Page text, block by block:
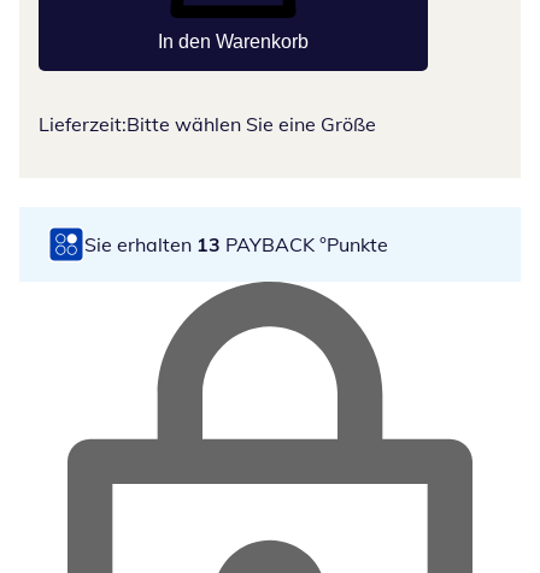
In den Warenkorb
Lieferzeit:Bitte wählen Sie eine Größe
Sie erhalten 13 PAYBACK °Punkte